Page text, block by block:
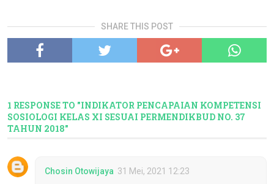
SHARE THIS POST
1 RESPONSE TO "INDIKATOR PENCAPAIAN KOMPETENSI
SOSIOLOGI KELAS XI SESUAI PERMENDIKBUD NO. 37
TAHUN 2018"
Chosin Otowijaya 31 Mei, 2021 12:23